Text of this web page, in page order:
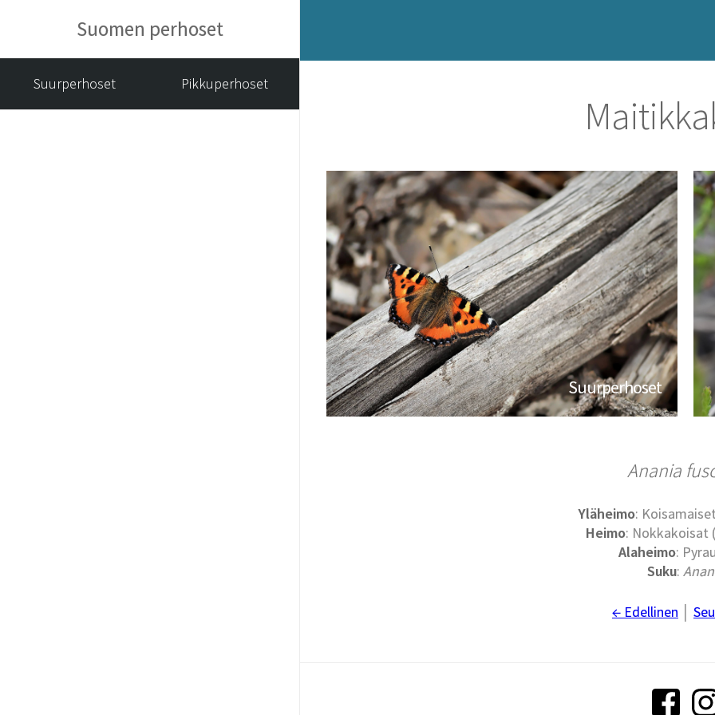
Suomen perhoset
Suurperhoset Pikkuperhoset
Suurperhoset
Anania
Yläheimo:
Heimo: Nokkakoisat
Alaheimo:
Suku:
← Edellinen